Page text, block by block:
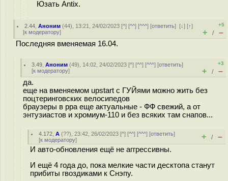
Юзать Antix.
2.44 ,Аноним (44), 13:21, 24/02/2023 [^] [^^] [^^^] [ответить][↓] [↑]
[к модератору]
+5
+ / –
Последняя вменяемая 16.04.
3.49 ,Аноним (49), 14:02, 24/02/2023 [^] [^^] [^^^] [ответить]
[к модератору]
+3
+ / –
да.
еще на вменяемом upstart с ГУЙями можно жить без
поцтеринговских велосипедов
браузеры в ppa еще актуальные - ФФ свежий, а от
энтузиастов и хромиум-110 и без всяких там снапов...
4.172 ,А (??), 23:42, 26/02/2023 [^] [^^] [^^^] [ответить]
[к модератору] + / –
И авто-обновления ещё не аггрессивны.
И ещё 4 года до, пока мелкие части десктопа станут
прибиты гвоздиками к Снэпу.